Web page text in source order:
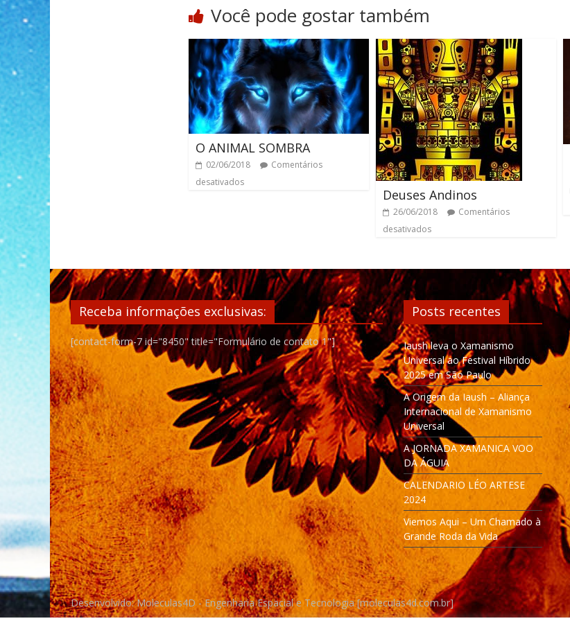
Você pode gostar também
O ANIMAL SOMBRA
02/06/2018
Comentários
desativados
Deuses Andinos
26/06/2018
Comentários
desativados
Receba informações exclusivas:
[contact-form-7 id="8450" title="Formulário de contato 1"]
Posts recentes
Iaush leva o Xamanismo
Universal ao Festival Híbrido
2025 em São Paulo
A Origem da Iaush – Aliança
Internacional de Xamanismo
Universal
A JORNADA XAMANICA VOO
DA ÁGUIA
CALENDARIO LÉO ARTESE
2024
Viemos Aqui – Um Chamado à
Grande Roda da Vida
Desenvolvido: Moleculas4D - Engenharia Espacial e Tecnologia [moleculas4d.com.br]